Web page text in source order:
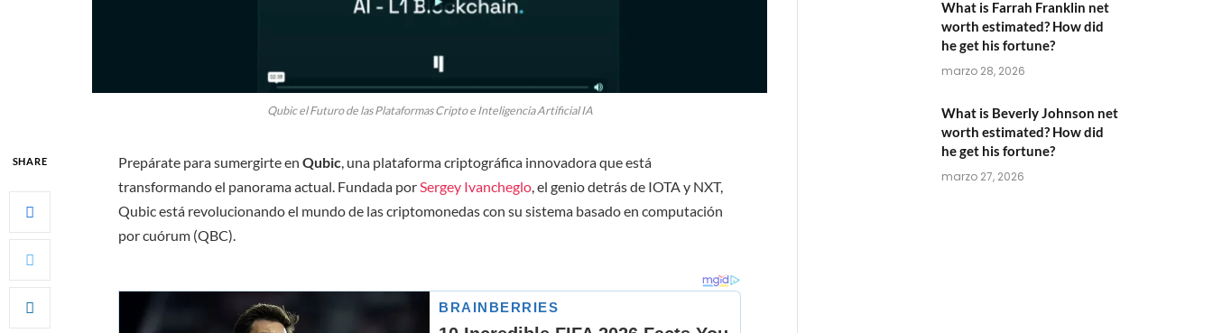
Qubic el Futuro de las Plataformas Cripto e Inteligencia Artificial IA
SHARE Prepárate para sumergirte enQubic, una plataforma criptográfica innovadora que está
transformando el panorama actual. Fundada porSergey Ivancheglo, el genio detrás de IOTA y NXT,
Qubic está revolucionando el mundo de las criptomonedas con su sistema basado en computación
por cuórum (QBC).
What is Farrah Franklin net
worth estimated? How did
he get his fortune?
marzo 28, 2026
What is Beverly Johnson net
worth estimated? How did
he get his fortune?
marzo 27, 2026